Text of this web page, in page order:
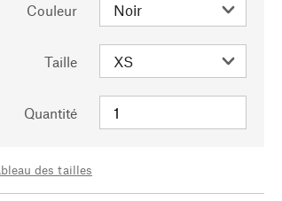
Couleur
Taille
Quantité
des tailles